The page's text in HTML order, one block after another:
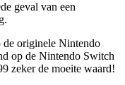
geval van een
de originele Nintendo
op de Nintendo Switch
zeker de moeite waard!